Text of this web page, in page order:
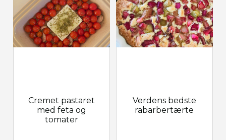
Cremet pastaret
med feta og
tomater
Verdens bedste
rabarbertærte